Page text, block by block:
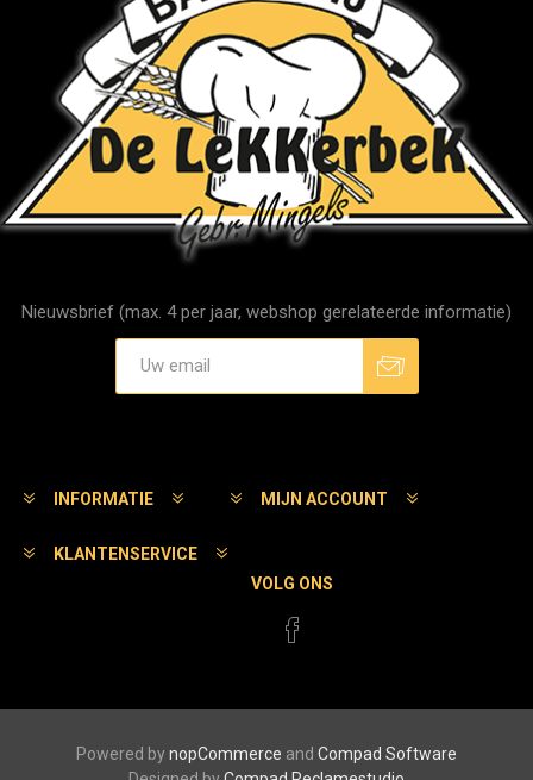
Nieuwsbrief (max. 4 per jaar, webshop gerelateerde informatie)
INFORMATIE MIJN ACCOUNT
KLANTENSERVICE
VOLG ONS
Powered bynopCommerce and Compad Software